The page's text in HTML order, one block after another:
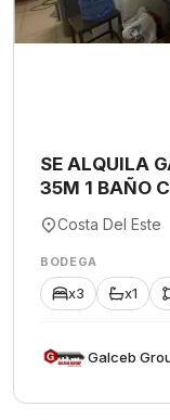
SE ALQUILA
35M 1 BAÑO
Costa Del Este
BODEGA
x3 x1
Galceb